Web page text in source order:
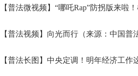
【普法微视频】“哪吒Rap”防拐版来啦
【普法视频】向光而行（来源：中国普
【普法长图】中央定调！明年经济工作